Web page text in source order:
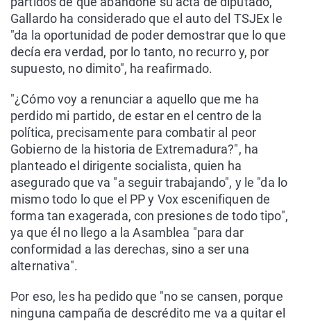
Gallardo ha considerado que el auto del TSJEx le
"da la oportunidad de poder demostrar que lo que
decía era verdad, por lo tanto, no recurro y, por
supuesto, no dimito", ha reafirmado.
"¿Cómo voy a renunciar a aquello que me ha
perdido mi partido, de estar en el centro de la
política, precisamente para combatir al peor
Gobierno de la historia de Extremadura?", ha
planteado el dirigente socialista, quien ha
asegurado que va "a seguir trabajando", y le "da lo
mismo todo lo que el PP y Vox escenifiquen de
forma tan exagerada, con presiones de todo tipo",
ya que él no llego a la Asamblea "para dar
conformidad a las derechas, sino a ser una
alternativa".
Por eso, les ha pedido que "no se cansen, porque
ninguna campaña de descrédito me va a quitar el